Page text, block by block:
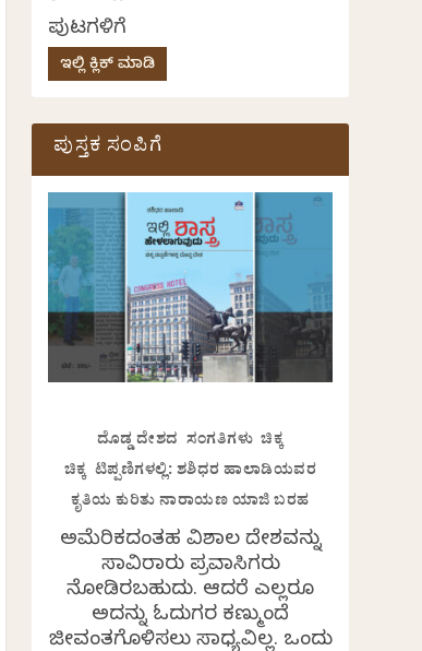
ಪುಟಗಳಿಗೆ
ಇಲ್ಲಿ ಕ್ಲಿಕ್ ಮಾಡಿ
ಪುಸ್ತಕ ಸಂಪಿಗೆ
ದೊಡ್ಡ ದೇಶದ ಸಂಗತಿಗಳು ಚಿಕ್ಕ
ಚಿಕ್ಕ ಟಿಪ್ಪಣಿಗಳಲ್ಲಿ: ಶಶಿಧರ ಹಾಲಾಡಿಯವರ
ಕೃತಿಯ ಕುರಿತು ನಾರಾಯಣ ಯಾಜಿ ಬರಹ
ಅಮೆರಿಕದಂತಹ ವಿಶಾಲ ದೇಶವನ್ನು
ಸಾವಿರಾರು ಪ್ರವಾಸಿಗರು
ನೋಡಿರಬಹುದು. ಆದರೆ ಎಲ್ಲರೂ
ಅದನ್ನು ಓದುಗರ ಕಣ್ಮುಂದೆ
ಜೀವಂತಗೊಳಿಸಲು ಸಾಧ್ಯವಿಲ್ಲ. ಒಂದು